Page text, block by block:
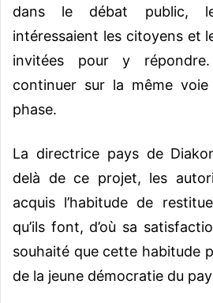
dans le débat public,
intéressaient les citoyens et
invitées pour y
continuer sur la même
phase.
La directrice pays de
delà de ce projet, les
acquis l’habitude de
qu’ils font, d’où sa
souhaité que cette habitude
de la jeune démocratie du